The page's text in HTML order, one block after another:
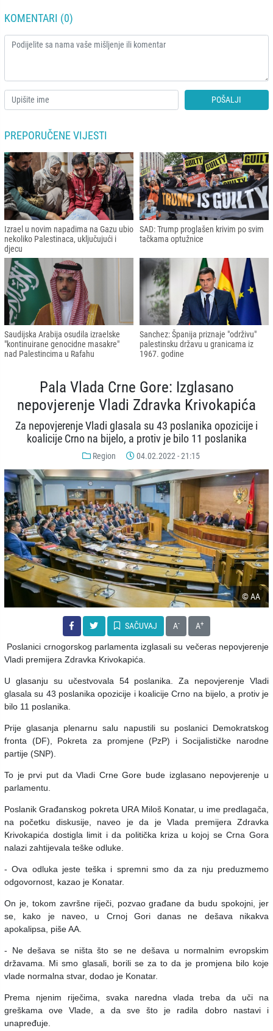
KOMENTARI (0)
POŠALJI
PREPORUČENE VIJESTI
Izrael u novim napadima na Gazu ubio
nekoliko Palestinaca, uključujući i
djecu
SAD: Trump proglašen krivim po svim
tačkama optužnice
Saudijska Arabija osudila izraelske
"kontinuirane genocidne masakre"
nad Palestincima u Rafahu
Sanchez: Španija priznaje "održivu"
palestinsku državu u granicama iz
1967. godine
Pala Vlada Crne Gore: Izglasano
nepovjerenje Vladi Zdravka Krivokapića
Za nepovjerenje Vladi glasala su 43 poslanika opozicije i
koalicije Crno na bijelo, a protiv je bilo 11 poslanika
Region 04.02.2022 - 21:15
© AA
SAČUVAJ A- A+
Poslanici crnogorskog parlamenta izglasali su večeras nepovjerenje
Vladi premijera Zdravka Krivokapića.
U glasanju su učestvovala 54 poslanika. Za nepovjerenje Vladi
glasala su 43 poslanika opozicije i koalicije Crno na bijelo, a protiv je
bilo 11 poslanika.
Prije glasanja plenarnu salu napustili su poslanici Demokratskog
fronta (DF), Pokreta za promjene (PzP) i Socijalističke narodne
partije (SNP).
To je prvi put da Vladi Crne Gore bude izglasano nepovjerenje u
parlamentu.
Poslanik Građanskog pokreta URA Miloš Konatar, u ime predlagača,
na početku diskusije, naveo je da je Vlada premijera Zdravka
Krivokapića dostigla limit i da politička kriza u kojoj se Crna Gora
nalazi zahtijevala teške odluke.
- Ova odluka jeste teška i spremni smo da za nju preduzmemo
odgovornost, kazao je Konatar.
On je, tokom završne riječi, pozvao građane da budu spokojni, jer
se, kako je naveo, u Crnoj Gori danas ne dešava nikakva
apokalipsa, piše AA.
- Ne dešava se ništa što se ne dešava u normalnim evropskim
državama. Mi smo glasali, borili se za to da je promjena bilo koje
vlade normalna stvar, dodao je Konatar.
Prema njenim riječima, svaka naredna vlada treba da uči na
greškama ove Vlade, a da sve što je radila dobro nastavi i
unapređuje.